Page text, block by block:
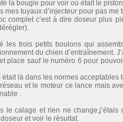
la bougie pour voir où était le
mes tuyaux d’injecteur pour pas me
complet c’est à dire doseur plus
les trois petits boulons qui
du chien d’entraînement.
place sauf le numéro 6 pour
là dans les normes acceptables
et le moteur ce lance mais
.
le calage et rien ne change,j’étais
et voir le résultat.